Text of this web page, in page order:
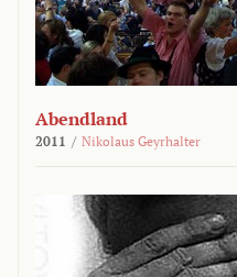
Abendland
2011 / Nikolaus Geyrhalter